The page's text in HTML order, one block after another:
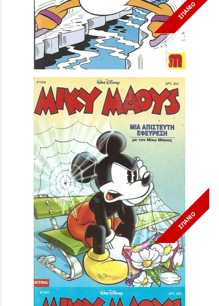
ΣΠΑΝΙΟ
Μίκυ Μάους #1493***
Τιμή: 3,90 €
ΣΠΑΝΙΟ
Μίκυ Μάους #1596***
Τιμή: 3,90 €